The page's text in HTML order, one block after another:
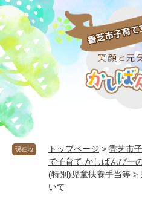
ペ
ー
ジ
の
先
頭
で
す
。
メ
ニ
ュ
ー
を
飛
ば
し
て
本
文
現在地 トップページ > 香芝市
で子育て かしばんびーの
(特別)児童扶養手当等 >
いて